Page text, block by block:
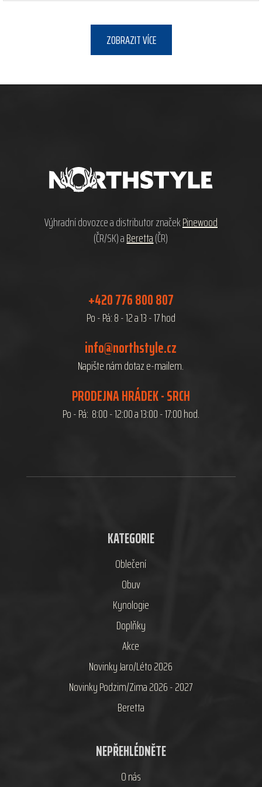
ZOBRAZIT VÍCE
Výhradní dovozce a distributor značekPinewood
(ČR/SK) aBeretta(ČR)
+420 776 800 807
Po - Pá: 8 - 12 a 13 - 17 hod
info@northstyle.cz
Napište nám dotaz e-mailem.
PRODEJNA HRÁDEK - SRCH
Po - Pá: 8:00 - 12:00 a 13:00 - 17:00 hod.
KATEGORIE
Oblečení
Obuv
Kynologie
Doplňky
Akce
Novinky Jaro/Léto 2026
Novinky Podzim/Zima 2026 - 2027
Beretta
NEPŘEHLÉDNĚTE
O nás